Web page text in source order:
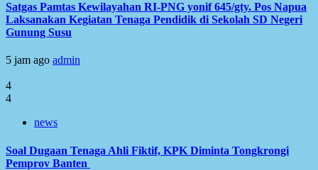
Satgas Pamtas Kewilayahan RI-PNG yonif 645/gty. Pos Napua
Laksanakan Kegiatan Tenaga Pendidik di Sekolah SD Negeri
Gunung Susu
5 jam ago admin
4
4
news
Soal Dugaan Tenaga Ahli Fiktif, KPK Diminta Tongkrongi
Pemprov Banten